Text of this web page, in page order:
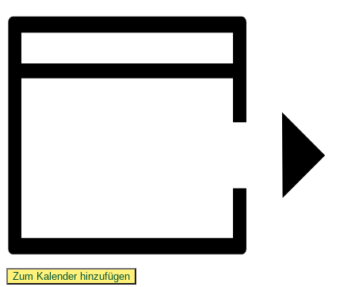
Zum Kalender hinzufügen